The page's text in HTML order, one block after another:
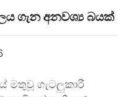
ගැන අනවශ්‍ය බයක්
මතුවූ ගැටලුකාරී